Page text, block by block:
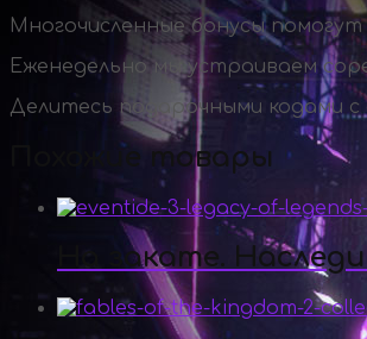
Многочисленные бонусы
Еженедельно мы устраиваем
Делитесь подарочными кодами с
Похожие товары
На закате.